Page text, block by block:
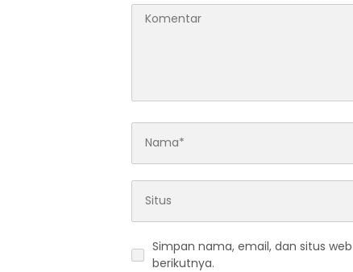
Simpan nama, email, dan situs
berikutnya.